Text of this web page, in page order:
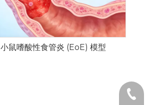
小鼠嗜酸性食管炎 (EoE) 模型
+86-